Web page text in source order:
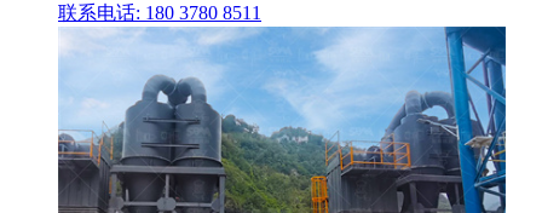
联系电话: 180 3780 8511